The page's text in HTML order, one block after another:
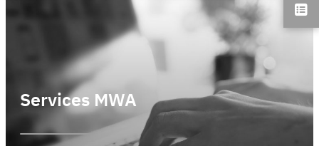
Services MWA